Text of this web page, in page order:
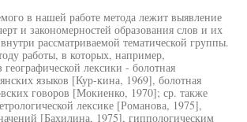
в нашей работе метода лежит выявление
и закономерностей образования слов и их
рассматриваемой тематической группы.
работы, в которых, например,
географической лексики - болотная
языков [Кур-кина, 1969], болотная
говоров [Мокиенко, 1970]; ср. также
лексике [Романова, 1975],
[Бахилина, 1975], гиппологическим